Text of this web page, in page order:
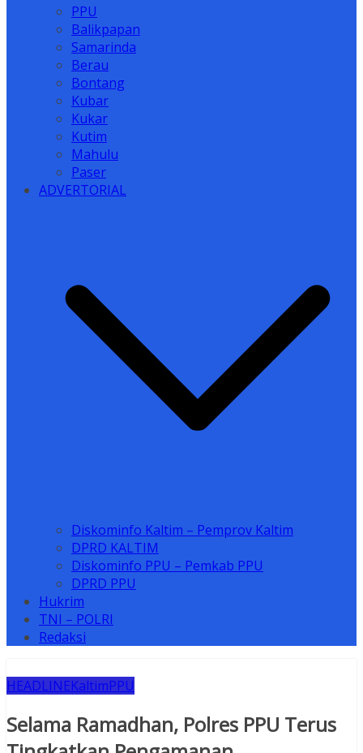
PPU
Balikpapan
Samarinda
Berau
Bontang
Kubar
Kukar
Kutim
Mahulu
Paser
ADVERTORIAL
Diskominfo Kaltim – Pemprov Kaltim
DPRD KALTIM
Diskominfo PPU – Pemkab PPU
DPRD PPU
Hukrim
TNI – POLRI
Redaksi
HEADLINEKaltimPPU
Selama Ramadhan, Polres PPU Terus